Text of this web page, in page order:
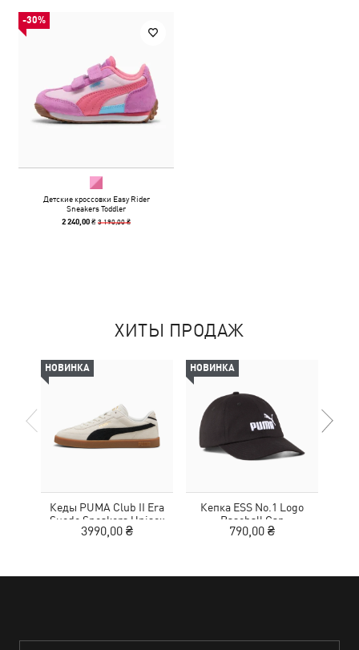
-30%
Детские кроссовки Easy Rider
Sneakers Toddler
2 240,00 ₴3 190,00 ₴
ХИТЫ ПРОДАЖ
НОВИНКА
Кеды PUMA Club II Era
Suede Sneakers Unisex
3990,00 ₴
НОВИНКА
Кепка ESS No.1 Logo
Baseball Cap
790,00 ₴